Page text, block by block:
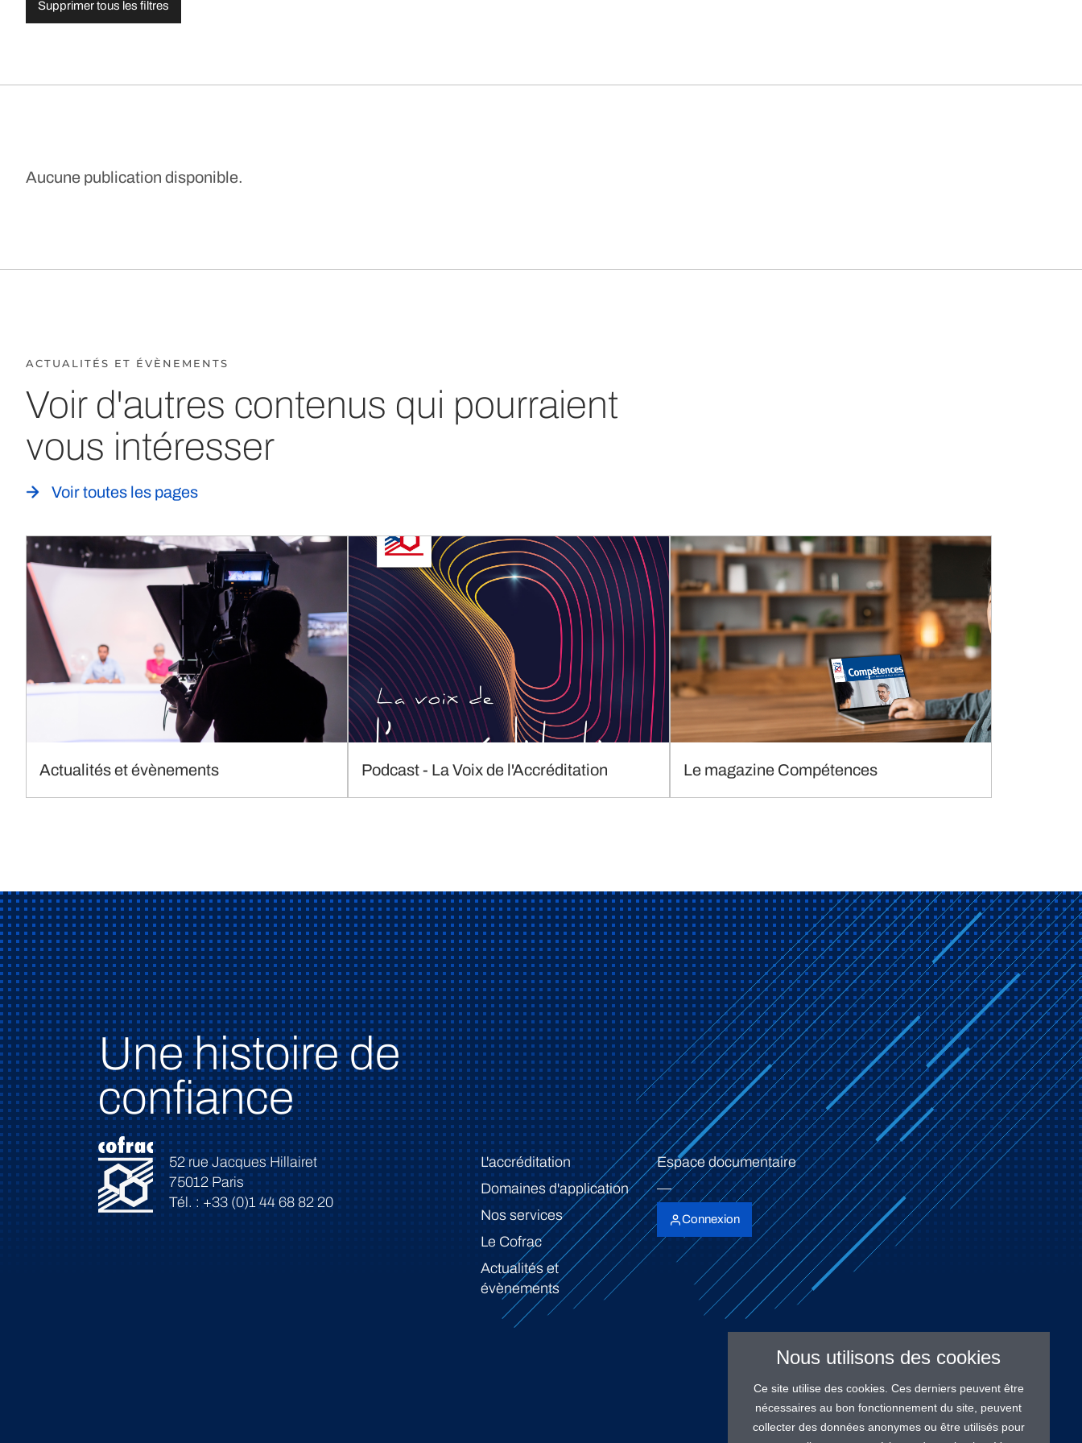
Supprimer tous les filtres
Aucune publication disponible.
ACTUALITÉS ET ÉVÈNEMENTS
Voir d'autres contenus qui pourraient
vous intéresser
Voir toutes les pages
Actualités et évènements Podcast - La Voix de l'Accréditation Le magazine Compétences
Une histoire de
confiance
52 rue Jacques Hillairet
75012 Paris
Tél. : +33 (0)1 44 68 82 20
L'accréditation
Domaines d'application
Nos services
Le Cofrac
Actualités et
évènements
Espace documentaire
Connexion
Nous utilisons des cookies
Ce site utilise des cookies. Ces derniers peuvent être
nécessaires au bon fonctionnement du site, peuvent
collecter des données anonymes ou être utilisés pour